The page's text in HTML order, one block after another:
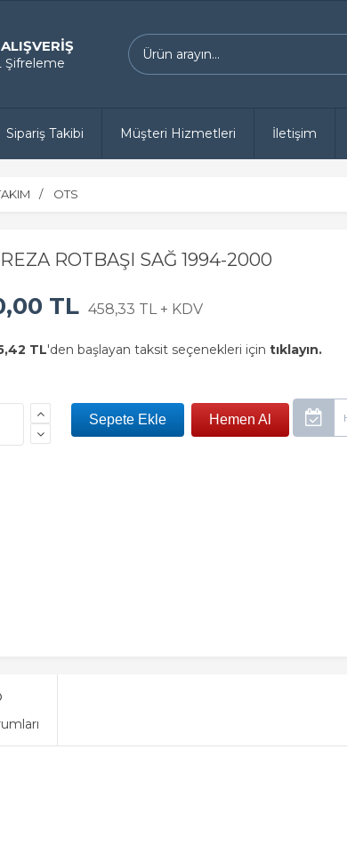
Şifreleme
Sipariş Takibi Müşteri Hizmetleri İletişim
OTS
ROTBAŞI SAĞ 1994-2000
TL 458,33 TL + KDV
TL'den başlayan taksit seçenekleri için tıklayın.